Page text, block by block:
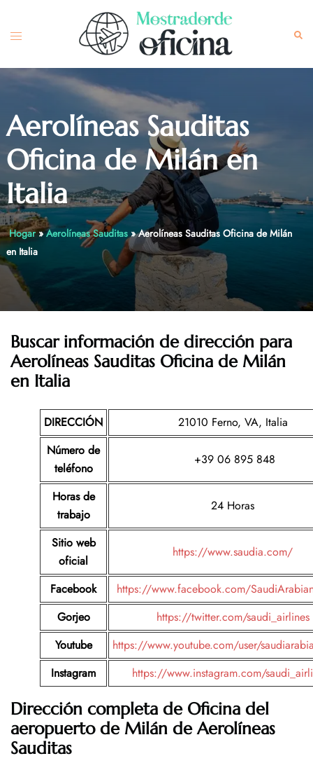
content
Toggle
Aerolíneas Sauditas
Oficina de Milán en
Italia
Hogar»Aerolíneas Sauditas»Aerolíneas Sauditas Oficina de Milán
en Italia
Buscar información de dirección para
Aerolíneas Sauditas Oficina de Milán
en Italia
DIRECCIÓN
21010 Ferno, VA, Italia
Número de
teléfono
+39 06 895 848
Horas de
trabajo
24 Horas
Sitio web
oficial
https://www.saudia.com/
Facebook
https://www.facebook.com/
Gorjeo
https://twitter.com/saudi_airlines
Youtube
https://www.youtube.com/user/
Instagram
https://www.instagram.com/
Dirección completa de Oficina del
aeropuerto de Milán de Aerolíneas
Sauditas